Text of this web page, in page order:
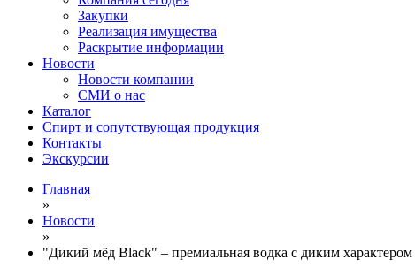
Закупки
Реализация имущества
Раскрытие информации
Новости
Новости компании
СМИ о нас
Каталог
Спирт и сопутствующая продукция
Контакты
Экскурсии
Главная
»
Новости
»
"Дикий мёд Black" – премиальная водка с диким характером